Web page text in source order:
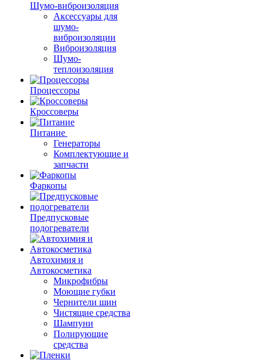
Шумо-виброизоляция
Аксессуары для
шумо-
виброизоляции
Виброизоляция
Шумо-
теплоизоляция
Процессоры
Кроссоверы
Питание
Генераторы
Комплектующие и
запчасти
Фаркопы
Предпусковые
подогреватели
Автохимия и
Автокосметика
Микрофибры
Моющие губки
Чернители шин
Чистящие средства
Шампуни
Полирующие
средства